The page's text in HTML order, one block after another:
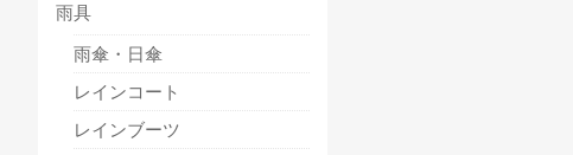
雨具
雨傘・日傘
レインコート
レインブーツ